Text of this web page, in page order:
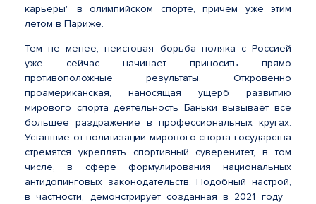
карьеры" в олимпийском спорте, причем уже этим
летом в Париже.
Тем не менее, неистовая борьба поляка с Россией
уже сейчас начинает приносить прямо
противоположные результаты. Откровенно
проамериканская, наносящая ущерб развитию
мирового спорта деятельность Баньки вызывает все
большее раздражение в профессиональных кругах.
Уставшие от политизации мирового спорта государства
стремятся укреплять спортивный суверенитет, в том
числе, в сфере формулирования национальных
антидопинговых законодательств. Подобный настрой,
в частности, демонстрирует созданная в 2021 году